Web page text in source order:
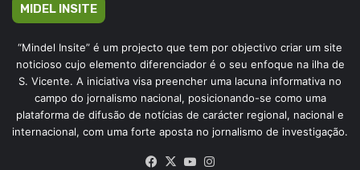
MIDEL INSITE
“Mindel Insite” é um projecto que tem por objectivo criar um site
noticioso cujo elemento diferenciador é o seu enfoque na ilha de
S. Vicente. A iniciativa visa preencher uma lacuna informativa no
campo do jornalismo nacional, posicionando-se como uma
plataforma de difusão de notícias de carácter regional, nacional e
internacional, com uma forte aposta no jornalismo de investigação.
Facebook
X YouTube